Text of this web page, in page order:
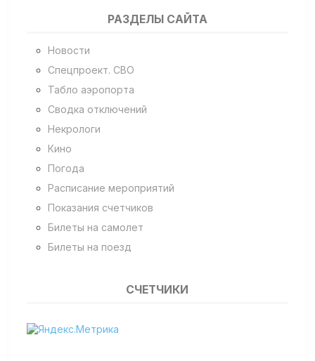
РАЗДЕЛЫ САЙТА
Новости
Спецпроект. СВО
Табло аэропорта
Сводка отключений
Некрологи
Кино
Погода
Расписание мероприятий
Показания счетчиков
Билеты на самолет
Билеты на поезд
СЧЕТЧИКИ